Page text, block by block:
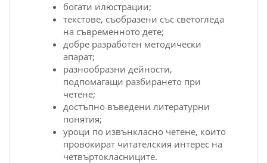
богати илюстрации;
текстове, съобразени със светогледа
на съвременното дете;
добре разработен методически
апарат;
разнообразни дейности,
подпомагащи разбирането при
четене;
достъпно въведени литературни
понятия;
уроци по извънкласно четене, които
провокират читателския интерес на
четвъртокласниците.